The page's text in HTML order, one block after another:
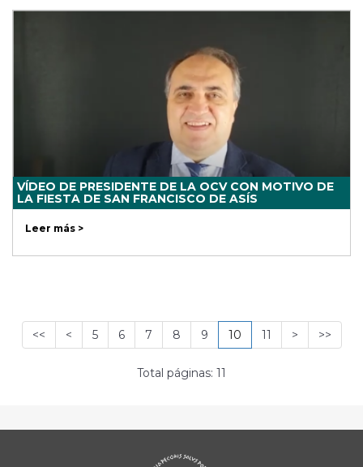
VÍDEO DE PRESIDENTE DE LA OCV CON MOTIVO DE
LA FIESTA DE SAN FRANCISCO DE ASÍS
Leer más >
<< < 5 6 7 8 9 10 11 > >>
Total páginas: 11